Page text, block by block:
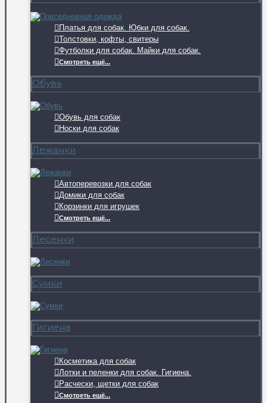
Платья для собак. Юбки для собак.
Толстовки, кофты, свитеры
Футболки для собак. Майки для собак.
Смотреть ещё...
Обувь
Обувь для собак
Носки для собак
Лежанки
Автоперевозки для собак
Домики для собак
Корзинки для игрушек
Смотреть ещё...
Лесенки
Сумки
Гигиена
Косметика для собак
Лотки и пеленки для собак. Гигиена.
Расчески, щетки для собак
Смотреть ещё...